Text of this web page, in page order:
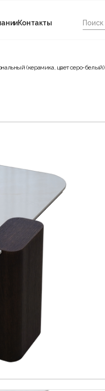
Контакты
(керамика, цвет серо-белый)